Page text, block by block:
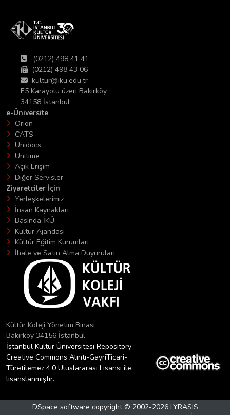
(0212) 498 41 41
(0212) 498 43 06
kultur@iku.edu.tr
E5 Karayolu üzeri Bakırköy
34158 İstanbul
e-Üniversite
Orion
CATS
Unidocs
Unitime
Açık Erişim
Diğer Servisler
Ziyaretciler İçin
Yerleşkelerimiz
İnsan Kaynakları
Basında İKÜ
Kültür Ajandası
Kültür Eğitim Kurumları
İhale ve Satın Alma Duyuruları
Kültür Koleji Yönetim Binası
Bakırköy 34156 İstanbul
İstanbul Kültür Üniversitesi Repository
Creative Commons Alıntı-GayriTicari-
Türetilemez 4.0 Uluslararası Lisansı ile
lisanslanmıştır.
DSpace software copyright © 2002-2026 LYRASIS